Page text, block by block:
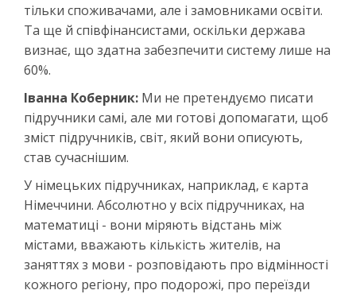
тільки споживачами, але і замовниками освіти.
Та ще й співфінансистами, оскільки держава
визнає, що здатна забезпечити систему лише на
60%.
Іванна Коберник: Ми не претендуємо писати
підручники самі, але ми готові допомагати, щоб
зміст підручників, світ, який вони описують,
став сучаснішим.
У німецьких підручниках, наприклад, є карта
Німеччини. Абсолютно у всіх підручниках, на
математиці - вони міряють відстань між
містами, вважають кількість жителів, на
заняттях з мови - розповідають про відмінності
кожного регіону, про подорожі, про переїзди